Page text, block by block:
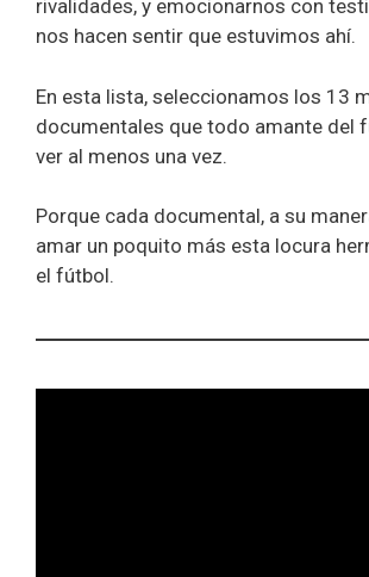
rivalidades, y emocionarnos con
nos hacen sentir que estuvimos ahí.
En esta lista, seleccionamos los 13
documentales que todo amante del
ver al menos una vez.
Porque cada documental, a su
amar un poquito más esta locura
el fútbol.